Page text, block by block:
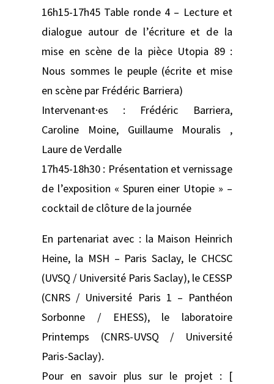
16h15-17h45 Table ronde 4 – Lecture et
dialogue autour de l’écriture et de la
mise en scène de la pièce Utopia 89 :
Nous sommes le peuple (écrite et mise
en scène par Frédéric Barriera)
Intervenant·es : Frédéric Barriera,
Caroline Moine, Guillaume Mouralis ,
Laure de Verdalle
17h45-18h30 : Présentation et vernissage
de l’exposition « Spuren einer Utopie » –
cocktail de clôture de la journée
En partenariat avec : la Maison Heinrich
Heine, la MSH – Paris Saclay, le CHCSC
(UVSQ / Université Paris Saclay), le CESSP
(CNRS / Université Paris 1 – Panthéon
Sorbonne / EHESS), le laboratoire
Printemps (CNRS-UVSQ / Université
Paris-Saclay).
Pour en savoir plus sur le projet : [